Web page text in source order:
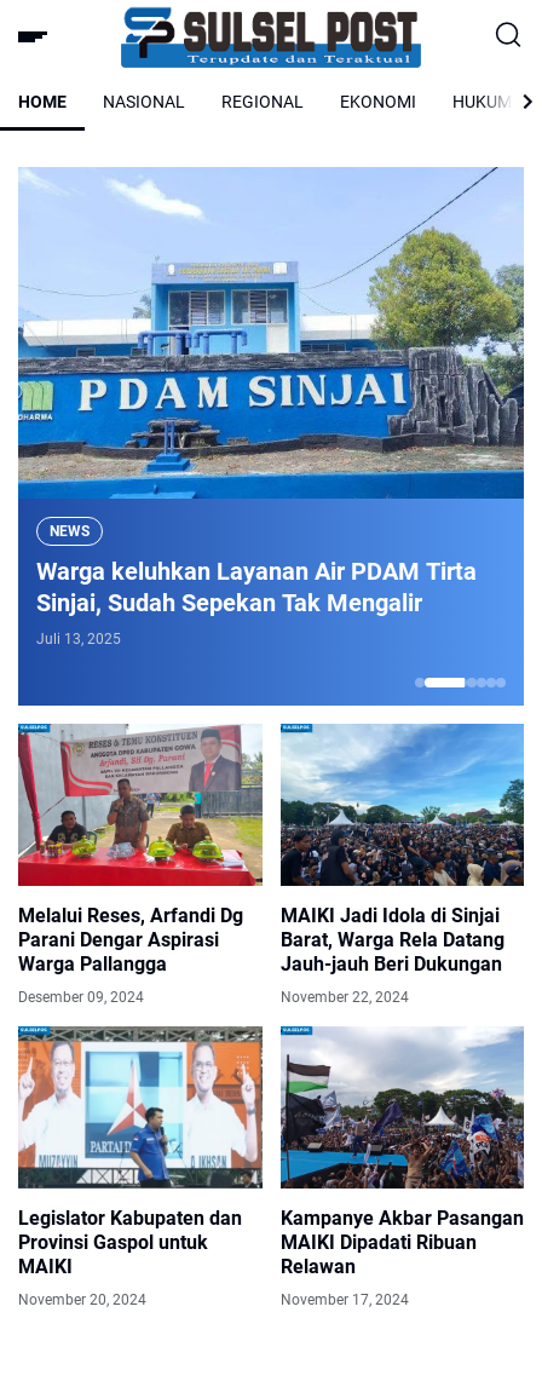
HOME NASIONAL REGIONAL EKONOMI HUKUM
NEWS
Warga keluhkan Layanan Air PDAM Tirta
Sinjai, Sudah Sepekan Tak Mengalir
Juli 13, 2025
1 2 3456
Melalui Reses, Arfandi Dg
Parani Dengar Aspirasi
Warga Pallangga
Desember 09, 2024
MAIKI Jadi Idola di Sinjai
Barat, Warga Rela Datang
Jauh-jauh Beri Dukungan
November 22, 2024
Legislator Kabupaten dan
Provinsi Gaspol untuk
MAIKI
November 20, 2024
Kampanye Akbar Pasangan
MAIKI Dipadati Ribuan
Relawan
November 17, 2024